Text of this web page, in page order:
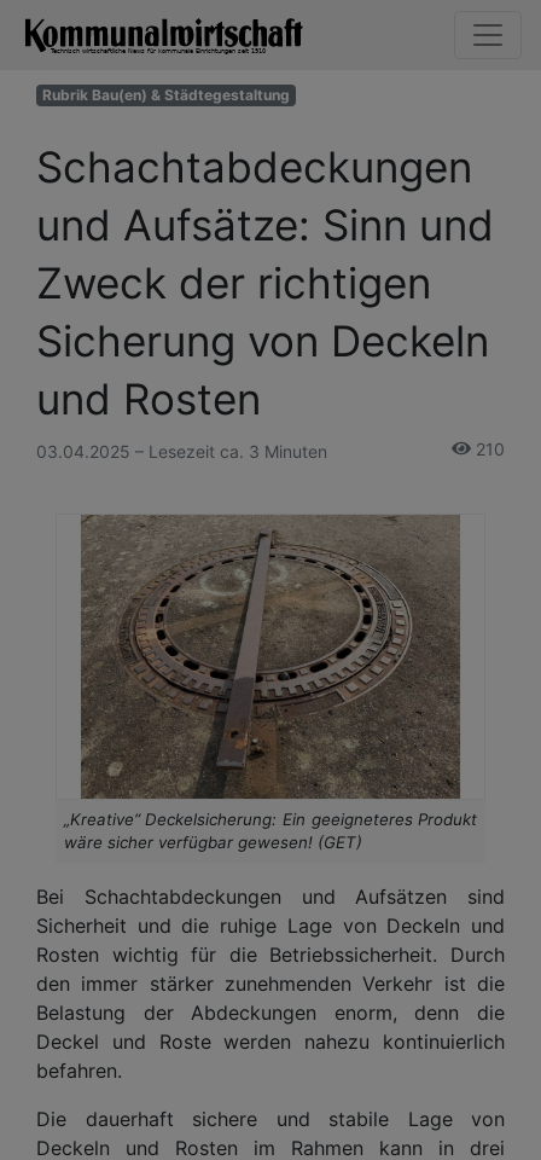
Rubrik Bau(en) & Städtegestaltung
Schachtabdeckungen
und Aufsätze: Sinn und
Zweck der richtigen
Sicherung von Deckeln
und Rosten
03.04.2025 – Lesezeit ca. 3 Minuten 210
„Kreative“ Deckelsicherung: Ein geeigneteres Produkt
wäre sicher verfügbar gewesen! (GET)
Bei Schachtabdeckungen und Aufsätzen sind
Sicherheit und die ruhige Lage von Deckeln und
Rosten wichtig für die Betriebssicherheit. Durch
den immer stärker zunehmenden Verkehr ist die
Belastung der Abdeckungen enorm, denn die
Deckel und Roste werden nahezu kontinuierlich
befahren.
Die dauerhaft sichere und stabile Lage von
Deckeln und Rosten im Rahmen kann in drei